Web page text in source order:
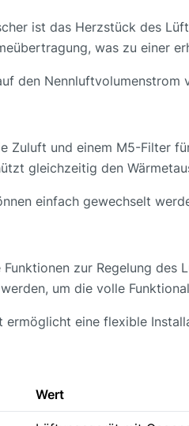
ist das Herzstück des
was zu einer
den Nennluftvolumenstrom
Zuluft und einem M5-Filter
gleichzeitig den
einfach gewechselt
zur Regelung
um die volle
eine flexible
Wert